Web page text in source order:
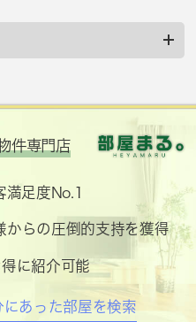
件専門店
満足度No.1
からの圧倒的支持を獲得
に紹介可能
あった部屋を検索